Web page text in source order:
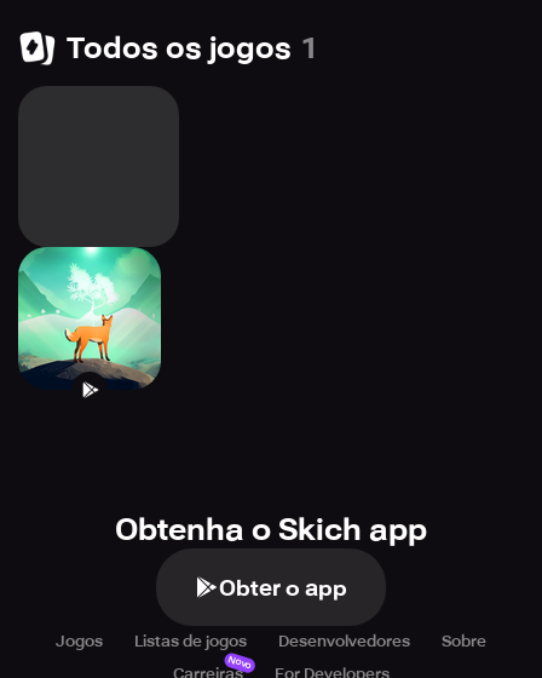
Todos os jogos 1
The First Tree
Obtenha o Skich app
Obter o app
Jogos Listas de jogos Desenvolvedores
Sobre
Carreiras
Novo
For Developers